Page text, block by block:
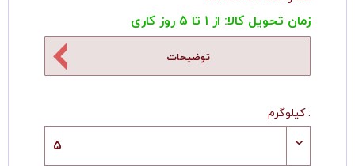
زمان تحویل کالا: از ۱ تا ۵ روز کاری
توضیحات
کیلوگرم :